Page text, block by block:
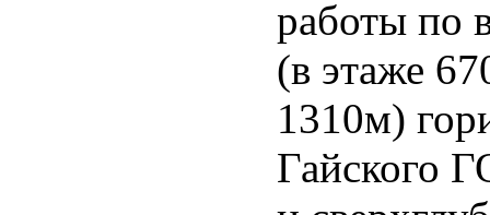
работы по
(в этаже
1310м)
Гайского